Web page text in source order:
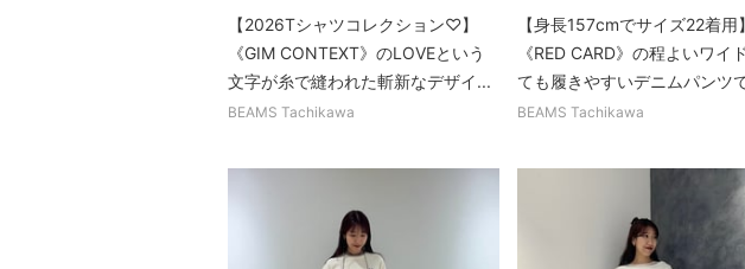
【2026Tシャツコレクション♡】
《GIM CONTEXT》のLOVEという
文字が糸で縫われた斬新なデザイ...
BEAMS Tachikawa
【身長157cmでサイズ22着用】
《RED CARD》の程よいワイ
ても履きやすいデニムパンツ
BEAMS Tachikawa